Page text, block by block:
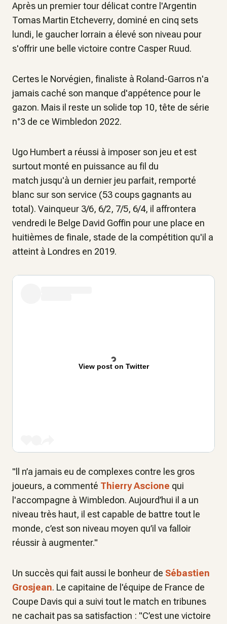
Après un premier tour délicat contre l'Argentin
Tomas Martin Etcheverry, dominé en cinq sets
lundi, le gaucher lorrain a élevé son niveau pour
s'offrir une belle victoire contre Casper Ruud.
Certes le Norvégien, finaliste à Roland-Garros n'a
jamais caché son manque d'appétence pour le
gazon. Mais il reste un solide top 10, tête de série
n°3 de ce Wimbledon 2022.
Ugo Humbert a réussi à imposer son jeu et est
surtout monté en puissance au fil du
match jusqu'à un dernier jeu parfait, remporté
blanc sur son service (53 coups gagnants au
total). Vainqueur 3/6, 6/2, 7/5, 6/4, il affrontera
vendredi le Belge David Goffin pour une place en
huitièmes de finale, stade de la compétition qu'il a
atteint à Londres en 2019.
View post on Twitter
"ll n’a jamais eu de complexes contre les gros
joueurs, a commenté Thierry Ascione qui
l'accompagne à Wimbledon. Aujourd’hui il a un
niveau très haut, il est capable de battre tout le
monde, c’est son niveau moyen qu’il va falloir
réussir à augmenter."
Un succès qui fait aussi le bonheur de Sébastien
Grosjean. Le capitaine de l'équipe de France de
Coupe Davis qui a suivi tout le match en tribunes
ne cachait pas sa satisfaction : "C’est une victoire